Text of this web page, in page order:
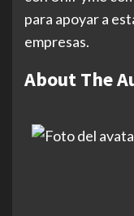
para apoyar a
empresas.
About The